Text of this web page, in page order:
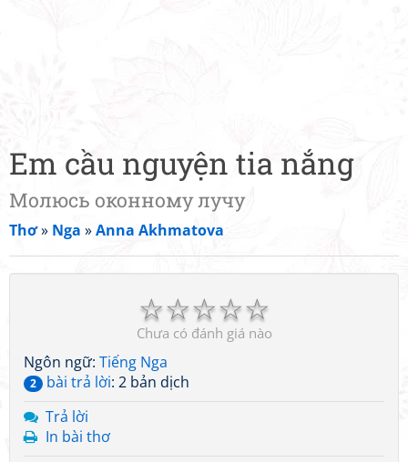
Em cầu nguyện tia nắng
Молюсь оконному лучу
Thơ» Nga »Anna Akhmatova
☆
☆
☆
☆
☆
Chưa có đánh giá nào
Ngôn ngữ: Tiếng Nga
2 bài trả lời: 2 bản dịch
Trả lời
In bài thơ